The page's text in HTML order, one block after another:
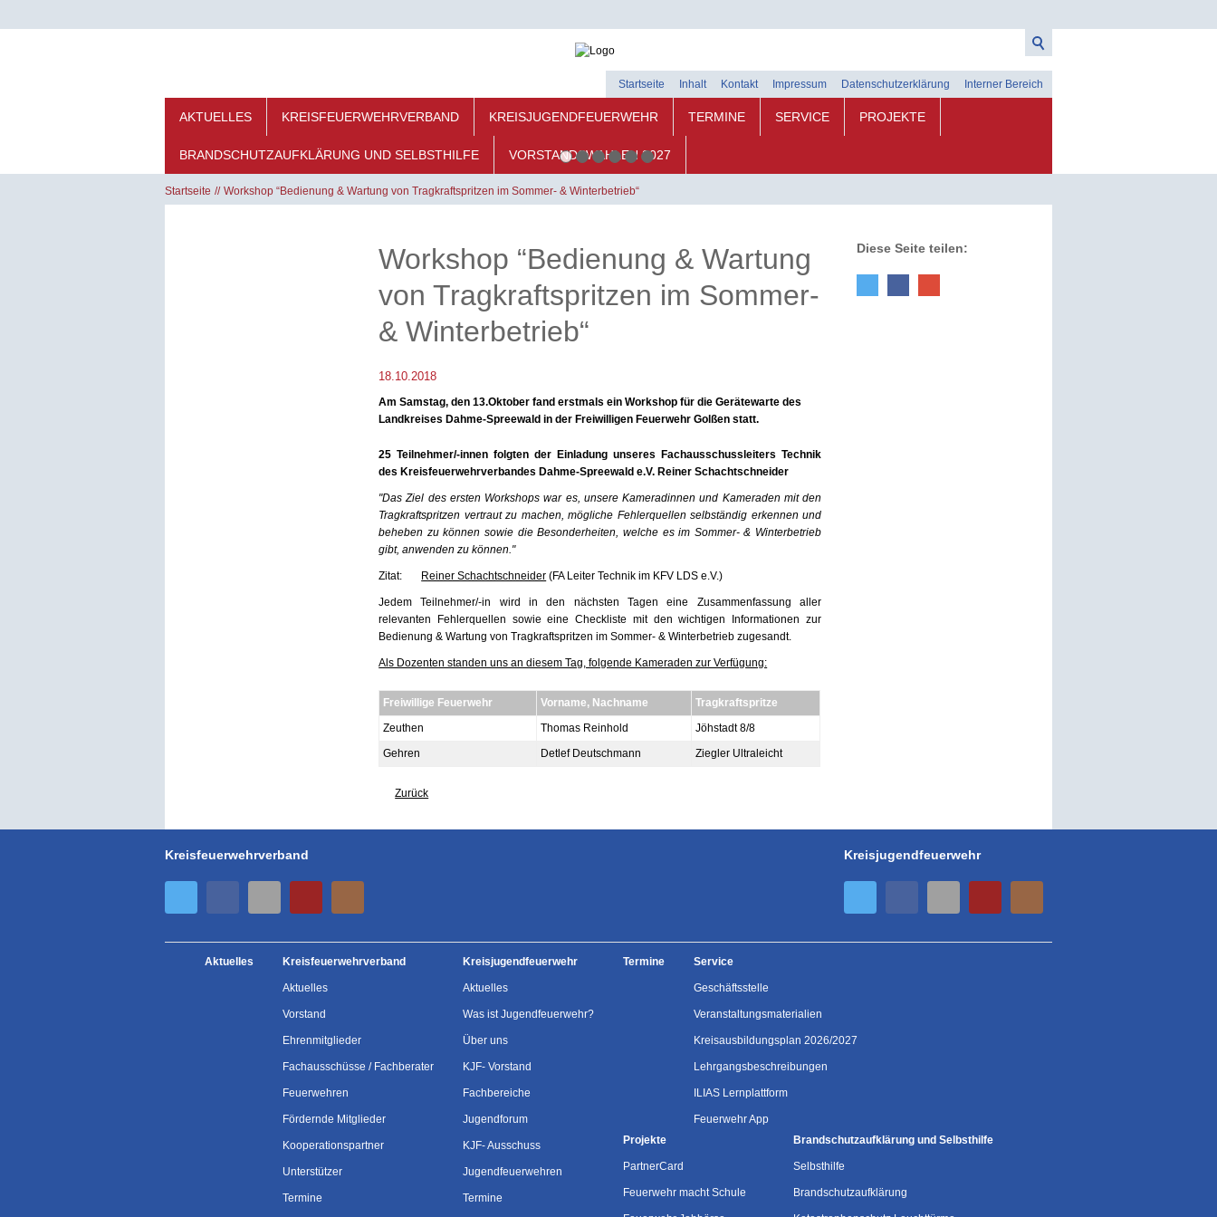
Startseite Inhalt Kontakt Impressum Datenschutzerklärung Interner Bereich
AKTUELLES KREISFEUERWEHRVERBAND KREISJUGENDFEUERWEHR TERMINE SERVICE PROJEKTE
BRANDSCHUTZAUFKLÄRUNG UND SELBSTHILFE VORSTANDSWAHLEN 2027
Startseite Workshop “Bedienung & Wartung von Tragkraftspritzen im Sommer- & Winterbetrieb“
Workshop “Bedienung & Wartung
von Tragkraftspritzen im Sommer-
& Winterbetrieb“
18.10.2018
Am Samstag, den 13.Oktober fand erstmals ein Workshop für die Gerätewarte des
Landkreises Dahme-Spreewald in der Freiwilligen Feuerwehr Golßen statt.
25 Teilnehmer/-innen folgten der Einladung unseres Fachausschussleiters Technik
des Kreisfeuerwehrverbandes Dahme-Spreewald e.V. Reiner Schachtschneider
"Das Ziel des ersten Workshops war es, unsere Kameradinnen und Kameraden mit den
Tragkraftspritzen vertraut zu machen, mögliche Fehlerquellen selbständig erkennen und
beheben zu können sowie die Besonderheiten, welche es im Sommer- & Winterbetrieb
gibt, anwenden zu können."
Zitat: Reiner Schachtschneider (FA Leiter Technik im KFV LDS e.V.)
Jedem Teilnehmer/-in wird in den nächsten Tagen eine Zusammenfassung aller
relevanten Fehlerquellen sowie eine Checkliste mit den wichtigen Informationen zur
Bedienung & Wartung von Tragkraftspritzen im Sommer- & Winterbetrieb zugesandt.
Als Dozenten standen uns an diesem Tag, folgende Kameraden zur Verfügung:
Freiwillige Feuerwehr Vorname, Nachname
Tragkraftspritze
Zeuthen
Thomas Reinhold
Jöhstadt 8/8
Gehren
Detlef Deutschmann Ziegler Ultraleicht
Zurück
Diese Seite teilen:
Kreisfeuerwehrverband Kreisjugendfeuerwehr
Aktuelles Kreisfeuerwehrverband
Aktuelles
Vorstand
Ehrenmitglieder
Fachausschüsse / Fachberater
Feuerwehren
Fördernde Mitglieder
Kooperationspartner
Unterstützer
Termine
Kreisjugendfeuerwehr
Aktuelles
Was ist Jugendfeuerwehr?
Über uns
KJF- Vorstand
Fachbereiche
Jugendforum
KJF- Ausschuss
Jugendfeuerwehren
Termine
Termine Service
Geschäftsstelle
Veranstaltungsmaterialien
Kreisausbildungsplan 2026/2027
Lehrgangsbeschreibungen
ILIAS Lernplattform
Feuerwehr App
Projekte
PartnerCard
Feuerwehr macht Schule
Brandschutzaufklärung und Selbsthilfe
Selbsthilfe
Brandschutzaufklärung